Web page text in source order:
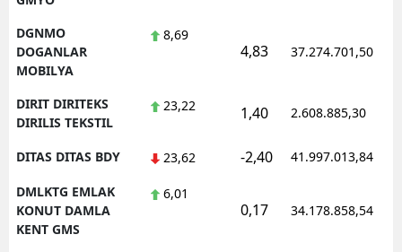
DGNMO
DOGANLAR
MOBILYA
8,69
4,83 37.274.701,50
DIRIT DIRITEKS
DIRILIS TEKSTIL
23,22 1,40 2.608.885,30
DITAS DITAS BDY 23,62 -2,40 41.997.013,84
DMLKTG EMLAK
KONUT DAMLA
KENT GMS
6,01
0,17 34.178.858,54